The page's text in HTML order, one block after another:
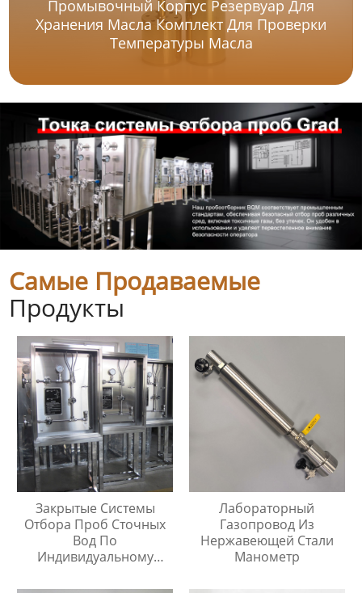
Промывочный Корпус Резервуар Для
Хранения Масла Комплект Для Проверки
Температуры Масла
Самые Продаваемые
Продукты
Закрытые Системы
Отбора Проб Сточных
Вод По
Индивидуальному
Лабораторный
Газопровод Из
Нержавеющей Стали
Манометр